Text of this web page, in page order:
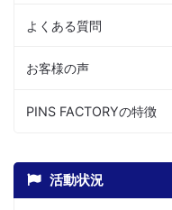
よくある質問
お客様の声
PINS FACTORYの特徴
活動状況